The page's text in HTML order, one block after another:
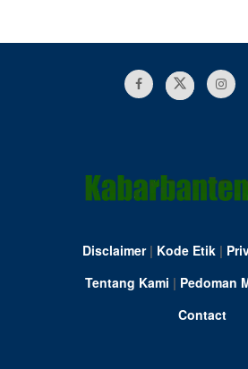
Disclaimer| Kode Etik|
Tentang Kami | Pedoman
Contact